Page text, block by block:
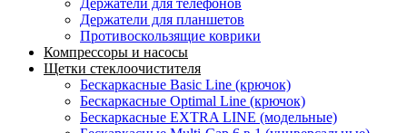
Держатели для телефонов
Держатели для планшетов
Противоскользящие коврики
Компрессоры и насосы
Щетки стеклоочистителя
Бескаркасные Basic Line (крючок)
Бескаркасные Optimal Line (крючок)
Бескаркасные EXTRA LINE (модельные)